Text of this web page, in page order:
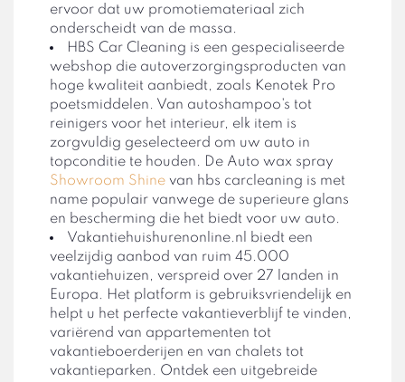
ervoor dat uw promotiemateriaal zich
onderscheidt van de massa.
HBS Car Cleaning is een gespecialiseerde
webshop die autoverzorgingsproducten van
hoge kwaliteit aanbiedt, zoals Kenotek Pro
poetsmiddelen. Van autoshampoo's tot
reinigers voor het interieur, elk item is
zorgvuldig geselecteerd om uw auto in
topconditie te houden. De Auto wax spray
Showroom Shine van hbs carcleaning is met
name populair vanwege de superieure glans
en bescherming die het biedt voor uw auto.
Vakantiehuishurenonline.nl biedt een
veelzijdig aanbod van ruim 45.000
vakantiehuizen, verspreid over 27 landen in
Europa. Het platform is gebruiksvriendelijk en
helpt u het perfecte vakantieverblijf te vinden,
variërend van appartementen tot
vakantieboerderijen en van chalets tot
vakantieparken. Ontdek een uitgebreide